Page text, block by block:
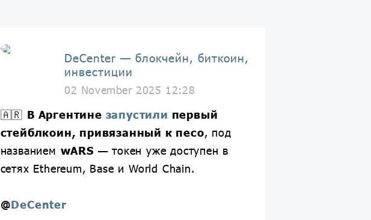
DeCenter — блокчейн, биткоин,
инвестиции
02 November 2025 12:28
🇦🇷 В Аргентине запустили первый
стейблкоин, привязанный к песо, под
названием wARS — токен уже доступен в
сетях Ethereum, Base и World Chain.
@DeCenter